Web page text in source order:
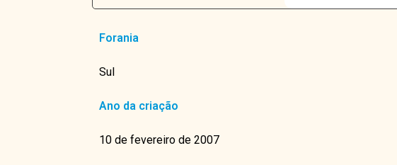
Forania
Sul
Ano da criação
10 de fevereiro de 2007